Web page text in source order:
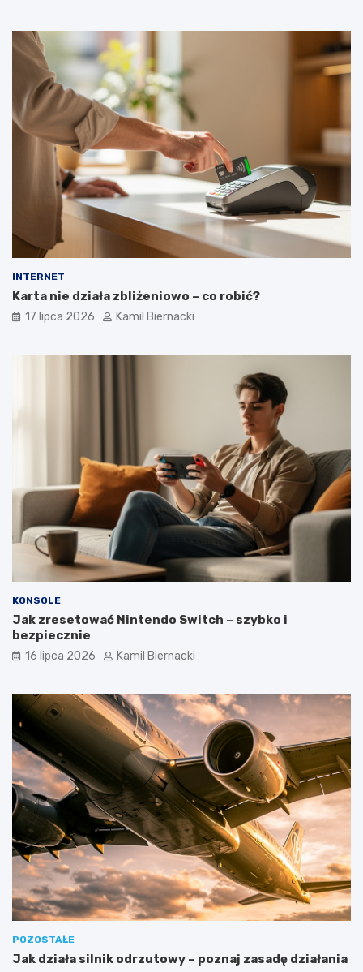
INTERNET
Karta nie działa zbliżeniowo – co robić?
17 lipca 2026 Kamil Biernacki
KONSOLE
Jak zresetować Nintendo Switch – szybko i
bezpiecznie
16 lipca 2026 Kamil Biernacki
POZOSTAŁE
Jak działa silnik odrzutowy – poznaj zasadę działania